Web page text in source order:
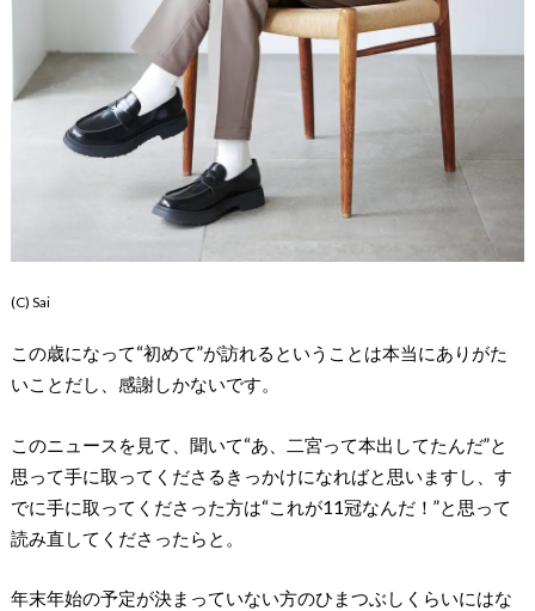
(C) Sai
この歳になって“初めて”が訪れるということは本当にありがた
いことだし、感謝しかないです。
このニュースを見て、聞いて“あ、二宮って本出してたんだ”と
思って手に取ってくださるきっかけになればと思いますし、す
でに手に取ってくださった方は“これが11冠なんだ！”と思って
読み直してくださったらと。
年末年始の予定が決まっていない方のひまつぶしくらいにはな